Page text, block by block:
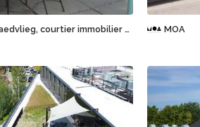
Pascalline Quaedvlieg, courtier immobilier chez IMM agence immobilière MOA